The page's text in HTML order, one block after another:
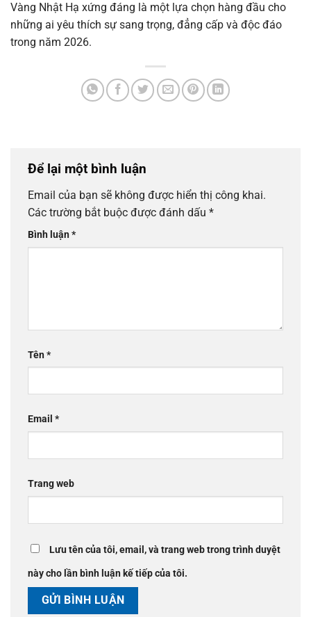
Vàng Nhật Hạ xứng đáng là một lựa chọn hàng đầu cho
những ai yêu thích sự sang trọng, đẳng cấp và độc đáo
trong năm 2026.
Để lại một bình luận
Email của bạn sẽ không được hiển thị công khai.
Các trường bắt buộc được đánh dấu *
Bình luận*
Tên*
Email *
Trang web
Lưu tên của tôi, email, và trang web trong trình duyệt
này cho lần bình luận kế tiếp của tôi.